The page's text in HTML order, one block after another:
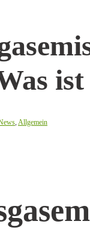
ist
, Allgemein